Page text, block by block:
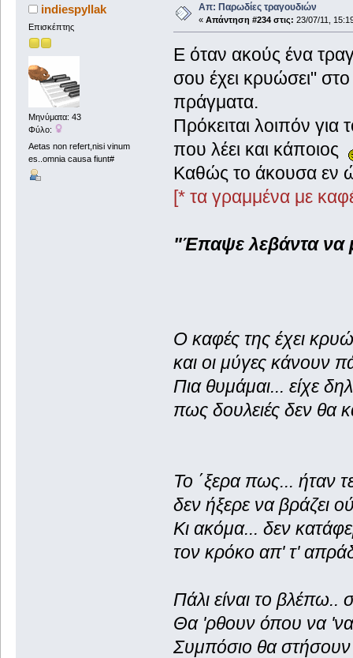
indiespyllak
Επισκέπτης
Μηνύματα: 43
Φύλο:
Aetas non refert,nisi vinum
es..omnia causa fiunt#
Απ: Παρωδίες τραγουδιών
« Απάντηση #234 στις: 23/07/11,
Ε όταν ακούς ένα
σου έχει κρυώσει"
πράγματα.
Πρόκειται λοιπόν
που λέει και κάποιος
Καθώς το άκουσα εν
[* τα γραμμένα με
"Έπαψε λεβάντα να
Ο καφές της έχει
και οι μύγες κάνουν
Πια θυμάμαι... είχε
πως δουλειές δεν θα
Το ΄ξερα πως... ήταν
δεν ήξερε να βράζει
Κι ακόμα... δεν
τον κρόκο απ' τ'
Πάλι είναι το βλέπω..
Θα 'ρθουν όπου να
Συμπόσιο θα